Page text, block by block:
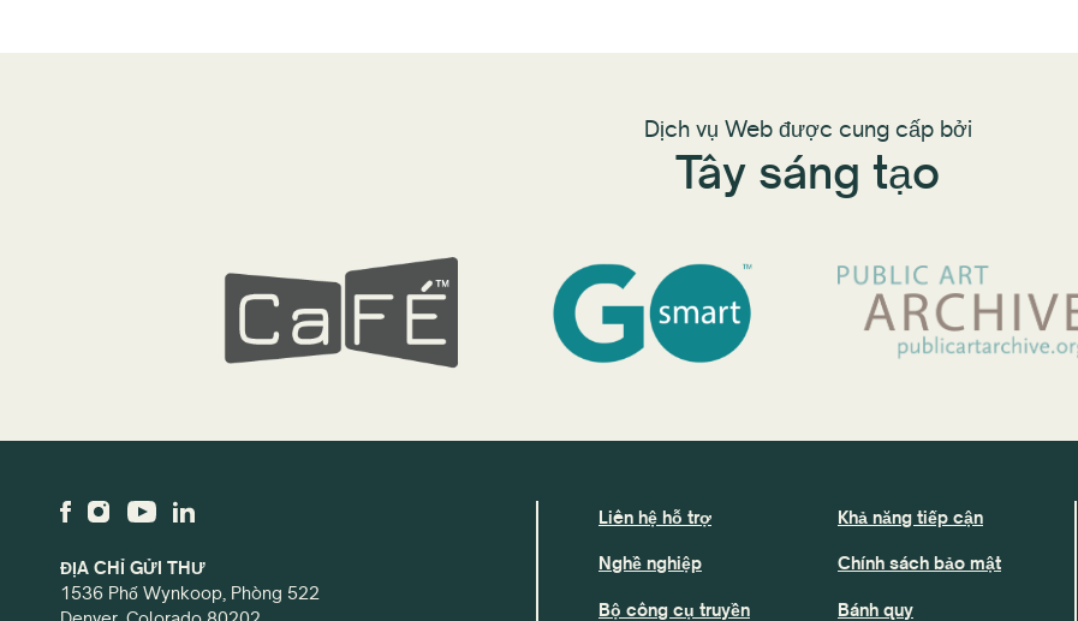
Dịch vụ Web được cung cấp bởi
Tây sáng tạo
ĐỊA CHỈ GỬI THƯ
1536 Phố Wynkoop, Phòng 522
Liên hệ hỗ trợ
Nghề nghiệp
Bộ công cụ truyền
Khả năng tiếp cận
Chính sách bảo mật
Bánh quy